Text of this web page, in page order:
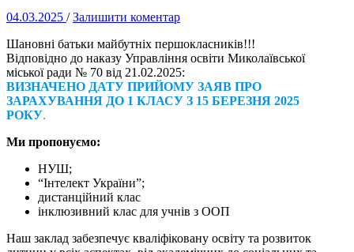
04.03.2025 /Залишити коментар
Шановні батьки майбутніх першокласників!!!
Відповідно до наказу Управління освіти Миколаївської
міської ради № 70 від 21.02.2025:
ВИЗНАЧЕНО ДАТУ ПРИЙОМУ ЗАЯВ ПРО
ЗАРАХУВАННЯ ДО 1 КЛАСУ З 15 БЕРЕЗНЯ 2025
РОКУ.
Ми пропонуємо:
НУШ;
“Інтелект України”;
дистанційний клас
інклюзивний клас для учнів з ООП
Наш заклад забезпечує кваліфіковану освіту та розвиток